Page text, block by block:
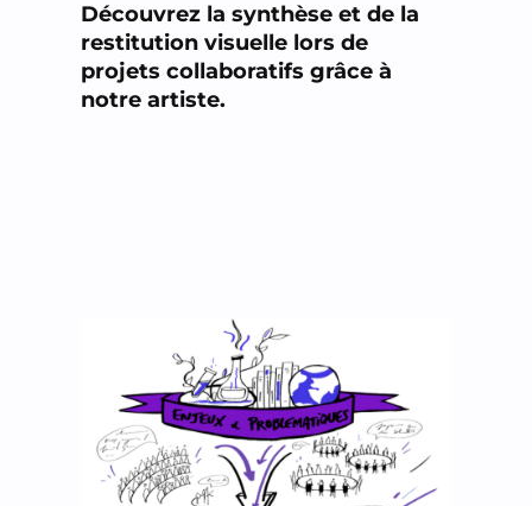
Découvrez la synthèse et de la
restitution visuelle lors de
projets collaboratifs grâce à
notre artiste.